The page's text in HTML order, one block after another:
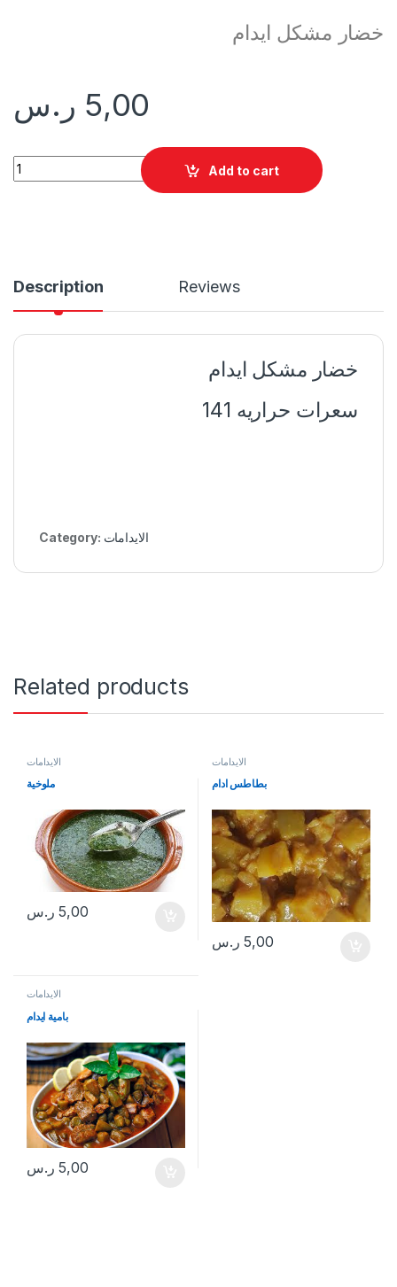
خضار مشكل ايدام
5,00 ر.س
خضار مشكل ايدام quantity
Add to cart
Description Reviews
خضار مشكل ايدام
سعرات حراريه 141
Category: الايدامات
Related products
الايدامات
ملوخية
5,00 ر.س
الايدامات
بطاطس ادام
5,00 ر.س
الايدامات
بامية ايدام
5,00 ر.س